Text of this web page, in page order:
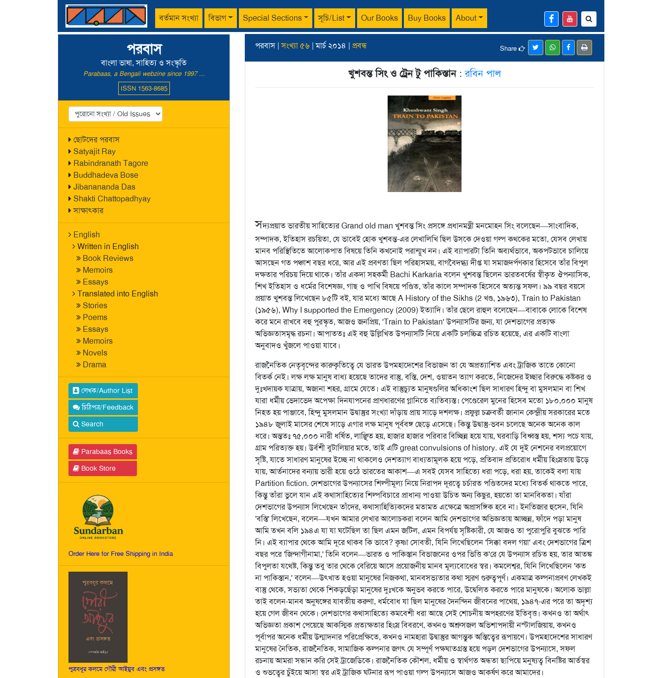
বর্তমান সংখ্যা বিভাগ Special Sections সূচি/List Our Books Buy Books About
পরবাস
বাংলা ভাষা, সাহিত্য ও সংস্কৃতি
Parabaas, a Bengali webzine since 1997 ...
ISSN 1563-8685
ছোটদের পরবাস
Satyajit Ray
Rabindranath Tagore
Buddhadeva Bose
Jibanananda Das
Shakti Chattopadhyay
সাক্ষাৎকার
English
Written in English
Book Reviews
Memoirs
Essays
Translated into English
Stories
Poems
Essays
Memoirs
Novels
Drama
লেখক/Author List
চিঠিপত্র/Feedback
Search
Parabaas Books
Book Store
Order Here for Free Shipping in India
পুত্রবধূর কলমে গৌরী আইয়ুব এবং প্রসঙ্গত
পরবাস |সংখ্যা ৫৬ | মার্চ ২০১৪ | প্রবন্ধ Share
খুশবন্ত সিং ও ট্রেন টু পাকিস্তান:রবিন পাল
সদ্যপ্রয়াত ভারতীয় সাহিত্যের Grand old man খুশবন্ত সিং প্রসঙ্গে প্রধানমন্ত্রী মনমোহন সিং বলেছেন—সাংবাদিক,
সম্পাদক, ইতিহাস রচয়িতা, যে ভাবেই হোক খুশবন্ত-এর লেখালিখি ছিল উস্‌কে দেওয়া গল্প কথকের মতো, যেসব লেখায়
মানব পরিস্থিতিতে আলোকপাত বিষয়ে তিনি কখনোই পরান্মুখ নন। এই ব্যাপারটা তিনি অব্যর্থভাবে, অকপটভাবে চালিয়ে
আসছেন গত পঞ্চাশ বছর ধরে, আর এই প্রবণতা ছিল পরিহাসময়, বাগবৈদগ্ধ্য দীপ্ত যা সমাজদর্পণকার হিসেবে তাঁর বিপুল
দক্ষতার পরিচয় দিয়ে থাকে। তাঁর একদা সহকর্মী Bachi Karkaria বলেন খুশবন্ত ছিলেন ভারতবর্ষের স্বীকৃত ঔপন্যাসিক,
শিখ ইতিহাস ও ধর্মের বিশেষজ্ঞ, গাছ ও পাখি বিষয়ে পণ্ডিত, তাঁর কালে সম্পাদক হিসেবে অত্যন্ত সফল। ৯৯ বছর বয়সে
প্রয়াত খুশবন্ত লিখেছেন ৮৫টি বই, যার মধ্যে আছে A History of the Sikhs (2 খণ্ড, ১৯৬৩), Train to Pakistan
(১৯৫৬), Why I supported the Emergency (2009) ইত্যাদি। তাঁর ছেলে রাহুল বলেছেন—বাবাকে লোকে বিশেষ
করে মনে রাখবে বহু পুরস্কৃত, আজও জনপ্রিয়, 'Train to Pakistan' উপন্যাসটির জন্য, যা দেশভাগের প্রত্যক্ষ
অভিজ্ঞতাসমৃদ্ধ রচনা। আপাততঃ এই বহু উল্লিখিত উপন্যাসটি নিয়ে একটি চলচ্চিত্র রচিত হয়েছে, এর একটি বাংলা
অনুবাদও খুঁজলে পাওয়া যাবে।
রাজনৈতিক নেতৃবৃন্দের কারুকৃতিত্বে যে ভারত উপমহাদেশের বিভাজন তা যে অপ্রত্যাশিত এবং ট্রাজিক তাতে কোনো
বিতর্ক নেই। লক্ষ লক্ষ মানুষ বাধ্য হয়েছে তাদের বাস্তু, বস্তি, দেশ, ওয়াতন্‌ ত্যাগ করতে, নিজেদের ইচ্ছার বিরুদ্ধে কষ্টকর ও
দুঃখদায়ক যাত্রায়, অজানা শহর, গ্রামে যেতে। এই বাস্তুচ্যুত মানুষগুলির অধিকাংশ ছিল সাধারণ হিন্দু বা মুসলমান বা শিখ
যারা ধর্মীয় ভেদাভেদ অপেক্ষা দিনযাপনের প্রাণধারণের গ্লানিতে ব্যতিব্যস্ত। পেণ্ডেরেল মুনের হিসেব মতো ১৮০,০০০ মানুষ
নিহত হয় পাঞ্জাবে, হিন্দু মুসলমান উদ্বাস্তুর সংখ্যা দাঁড়ায় প্রায় সাড়ে দশলক্ষ। প্রফুল্ল চক্রবর্তী জানান কেন্দ্রীয় সরকারের মতে
১৯৪৮ জুলাই মাসের শেষে সাড়ে এগার লক্ষ মানুষ পূর্ববঙ্গ ছেড়ে এসেছে। কিন্তু উদ্বাস্তু-ভবন চলেছে অনেক অনেক কাল
ধরে। অন্ততঃ ৭৫,০০০ নারী ধর্ষিত, লাঞ্ছিত হয়, হাজার হাজার পরিবার বিচ্ছিন্ন হয়ে যায়, ঘরবাড়ি বিধ্বস্ত হয়, শস্য পচে যায়,
গ্রাম পরিত্যক্ত হয়। উর্বশী বুটালিয়ার মতে, তাই এটি great convulsions of history. এই যে দুই নেশনের বলপ্রয়োগে
সৃষ্টি, যাতে সাধারণ মানুষের ইচ্ছে না থাকলেও দেশত্যাগ বাধ্যতামূলক হয়ে পড়ে, প্রতিবাদ প্রতিরোধ ধর্মীয় হিংস্রতায় উড়ে
যায়, আর্তনাদের বন্যায় ভারী হয়ে ওঠে ভারতের আকাশ—এ সবই যেসব সাহিত্যে ধরা পড়ে, ধরা হয়, তাকেই বলা যায়
Partition fiction. দেশভাগের উপন্যাসের শিল্পীমূল্য নিয়ে নিরাপদ দূরত্বে চর্চারত পণ্ডিতদের মধ্যে বিতর্ক থাকতে পারে,
কিন্তু তাঁরা ভুলে যান এই কথাসাহিত্যের শিল্পবিচারে প্রাধান্য পাওয়া উচিত অন্য কিছুর, হয়তো তা মানবিকতা। যাঁরা
দেশভাগের উপন্যাস লিখেছেন তাঁদের, কথাসাহিত্যিকদের মতামত এক্ষেত্রে অপ্রাসঙ্গিক হবে না। ইনতিজার হুসেন, যিনি
'বস্তি' লিখেছেন, বলেন—যখন আমার লেখার আলোচকরা বলেন আমি দেশভাগের অভিজ্ঞতায় আচ্ছন্ন, ফাঁদে পড়া মানুষ
আমি তখন বলি ১৯৪এ যা যা ঘটেছিল তা ছিল এমন জটিল, এমন বিপর্যয় সৃষ্টিকারী, যে আজও তা পুরোপুরি বুঝতে পারি
নি। এই ব্যাপার থেকে আমি দূরে থাকব কি ভাবে? কৃষ্ণা সোবতী, যিনি লিখেছিলেন 'সিক্কা বদল গয়া' এবং দেশভাগের ত্রিশ
বছর পরে 'জিন্দাগীনামা,' তিনি বলেন—ভারত ও পাকিস্তান বিভাজনের ওপর ভিত্তি ক'রে যে উপন্যাস রচিত হয়, তার আতঙ্ক
বিপুলতা যথেষ্ট, কিন্তু তবু তার থেকে বেরিয়ে আসে প্রয়োজনীয় মানব মূল্যবোধের স্বর। কমলেশ্বর, যিনি লিখেছিলেন 'কত
না পাকিস্তান,' বলেন—উৎখাত হওয়া মানুষের নিজকথা, মানবসভ্যতার কথা স্মরণ গুরুত্বপূর্ণ। একমাত্র কল্পনাপ্রবণ লেখকই
বাস্তু থেকে, সভ্যতা থেকে শিকড়ছেঁড়া মানুষের দুঃখকে অনুভব করতে পারে, উদ্বেলিত করতে পারে মানুষকে। অলোক ভাল্লা
তাই বলেন-মানব অনুষঙ্গের যাবতীয় করুণা, ধর্মবোধ যা ছিল মানুষের দৈনন্দিন জীবনের পাথেয়, ১৯৪৭-এর পরে তা অদৃশ্য
হয়ে গেল জীবন থেকে। দেশভাগের কথাসাহিত্যে কমবেশী ধরা আছে সেই শোচনীয় অপহরণের ইতিবৃত্ত। কখনও তা অর্থাৎ
অভিজ্ঞতা প্রকাশ পেয়েছে আকস্মিক প্রত্যক্ষতার হিংস্র বিবরণে, কখনও অশ্রুসজল অভিশাপদায়ী নস্টালজিয়ায়, কখনও
পূর্বাপর অনেক ধর্মীয় উন্মাদনার পরিপ্রেক্ষিতে, কখনও নামহারা উদ্বাস্তুর আগন্তুক অস্তিত্বের রূপায়ণে। উপমহাদেশের সাধারণ
মানুষের নৈতিক, রাজনৈতিক, সামাজিক কল্পনার জগৎ যে সম্পূর্ণ পক্ষঘাতগ্রস্ত হয়ে পড়ল দেশভাগের উপন্যাসে, সফল
রচনায় আমরা সন্ধান করি সেই ট্রাজেডিকে। রাজনৈতিক কৌশল, ধর্মীয় ও স্বার্থগত অন্ধতা ছাপিয়ে মনুষ্যত্ব বিনষ্টির আর্তস্বর
ও শুভত্বের চুঁইয়ে আসা স্বর এই ট্রাজিক ঘটনার রূপ পাওয়া গল্প উপন্যাসে আজও আকর্ষণ করে আমাদের।